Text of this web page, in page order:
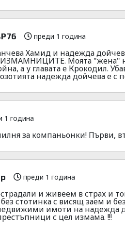
преди 1 година
Хамид и надежда
ИЗМАМНИЦИТЕ. Моята "жена"
а у главата е Крокодил.
надежда дойчева е
1 година
за компаньонки! Първи,
преди 1 година
и живеем в страх и
без стотинка с висящ заем и
имоти на надежда
с цел измама. !!!